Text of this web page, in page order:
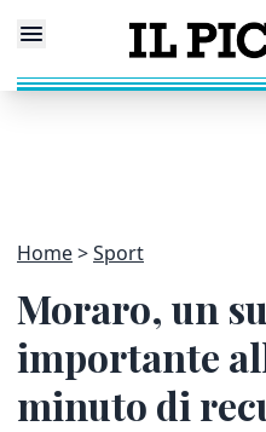
Home Sport
Moraro, un
importante
minuto di